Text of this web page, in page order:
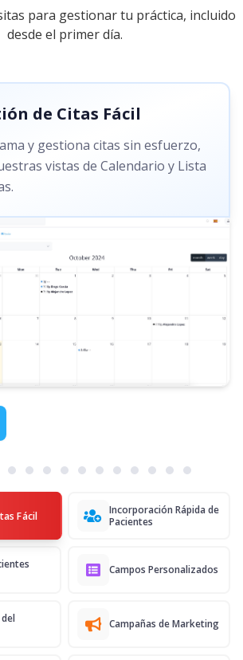
para gestionar tu práctica, incluido
desde el primer día.
Fácil
Incorporación Rápida de
Pacientes
Campos Personalizados
Campañas de Marketing
de Citas Fácil
y gestiona citas sin esfuerzo,
vistas de Calendario y Lista